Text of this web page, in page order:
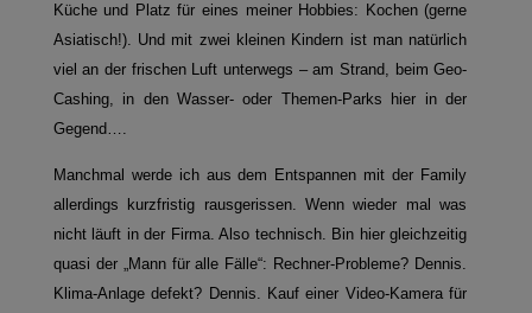
Küche und Platz für eines meiner Hobbies: Kochen (gerne
Asiatisch!). Und mit zwei kleinen Kindern ist man natürlich
viel an der frischen Luft unterwegs – am Strand, beim Geo-
Cashing, in den Wasser- oder Themen-Parks hier in der
Gegend….
Manchmal werde ich aus dem Entspannen mit der Family
allerdings kurzfristig rausgerissen. Wenn wieder mal was
nicht läuft in der Firma. Also technisch. Bin hier gleichzeitig
quasi der „Mann für alle Fälle“: Rechner-Probleme? Dennis.
Klima-Anlage defekt? Dennis. Kauf einer Video-Kamera für